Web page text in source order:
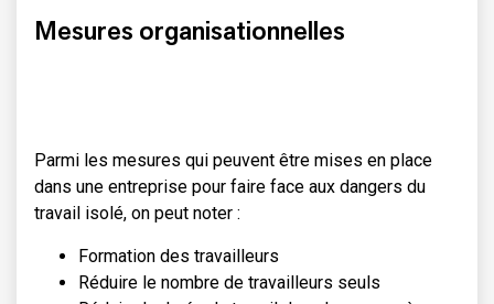
Mesures organisationnelles
Parmi les mesures qui peuvent être mises en place
dans une entreprise pour faire face aux dangers du
travail isolé, on peut noter :
Formation des travailleurs
Réduire le nombre de travailleurs seuls